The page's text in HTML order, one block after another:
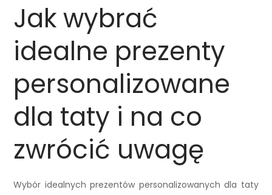
Jak wybrać
idealne prezenty
personalizowane
dla taty i na co
zwrócić uwagę
Wybór idealnych prezentów personalizowanych dla taty